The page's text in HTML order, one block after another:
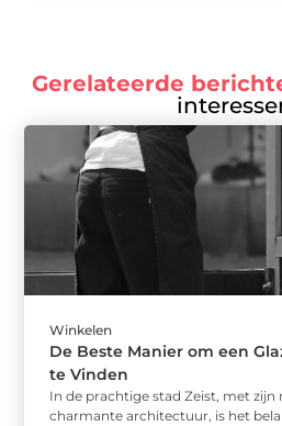
Gerelateerde
Winkelen
De Beste Manier om een
te Vinden
In de prachtige stad Zeist, met zijn
charmante architectuur, is het